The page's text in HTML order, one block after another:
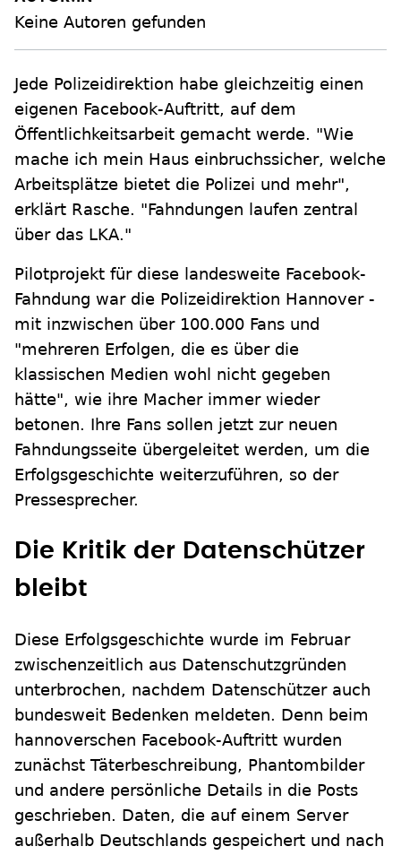
Keine Autoren gefunden
Jede Polizeidirektion habe gleichzeitig einen
eigenen Facebook-Auftritt, auf dem
Öffentlichkeitsarbeit gemacht werde. "Wie
mache ich mein Haus einbruchssicher, welche
Arbeitsplätze bietet die Polizei und mehr",
erklärt Rasche. "Fahndungen laufen zentral
über das LKA."
Pilotprojekt für diese landesweite Facebook-
Fahndung war die Polizeidirektion Hannover -
mit inzwischen über 100.000 Fans und
"mehreren Erfolgen, die es über die
klassischen Medien wohl nicht gegeben
hätte", wie ihre Macher immer wieder
betonen. Ihre Fans sollen jetzt zur neuen
Fahndungsseite übergeleitet werden, um die
Erfolgsgeschichte weiterzuführen, so der
Pressesprecher.
Die Kritik der Datenschützer
bleibt
Diese Erfolgsgeschichte wurde im Februar
zwischenzeitlich aus Datenschutzgründen
unterbrochen, nachdem Datenschützer auch
bundesweit Bedenken meldeten. Denn beim
hannoverschen Facebook-Auftritt wurden
zunächst Täterbeschreibung, Phantombilder
und andere persönliche Details in die Posts
geschrieben. Daten, die auf einem Server
außerhalb Deutschlands gespeichert und nach